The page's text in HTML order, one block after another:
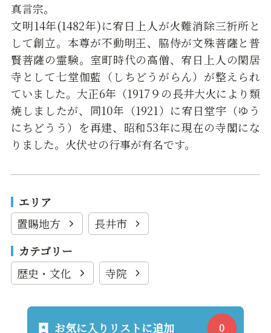
真言宗。
文明14年(1482年)に宥日上人が火難消除三祈所と
して創立。本尊が不動明王、脇侍が文殊菩薩と普
賢菩薩の霊験。室町時代の高僧、宥日上人の閑居
寺として七堂伽藍（しちどうがらん）が整えられ
ていました。大正6年（1917９の長井大火により類
焼しましたが、同10年（1921）に宥日堂宇（ゆう
にちどうう）を再建、昭和53年に現在の寺閣にな
りました。火伏せの行事が有名です。
エリア
置賜地方
長井市
カテゴリー
歴史・文化
寺院
お気に入りリストに追加